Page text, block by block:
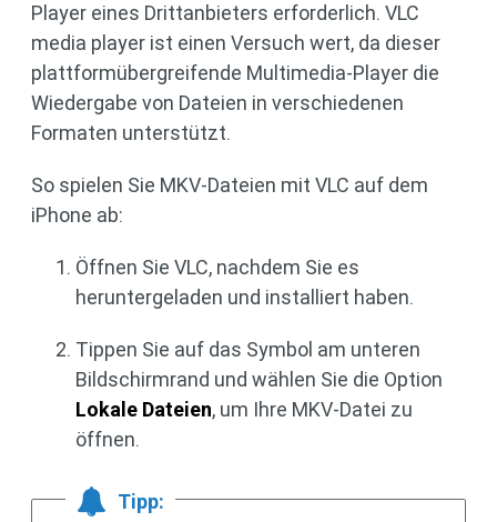
Player eines Drittanbieters erforderlich. VLC
media player ist einen Versuch wert, da dieser
plattformübergreifende Multimedia-Player die
Wiedergabe von Dateien in verschiedenen
Formaten unterstützt.
So spielen Sie MKV-Dateien mit VLC auf dem
iPhone ab:
Öffnen Sie VLC, nachdem Sie es
heruntergeladen und installiert haben.
Tippen Sie auf das Symbol am unteren
Bildschirmrand und wählen Sie die Option
Lokale Dateien, um Ihre MKV-Datei zu
öffnen.
Tipp: